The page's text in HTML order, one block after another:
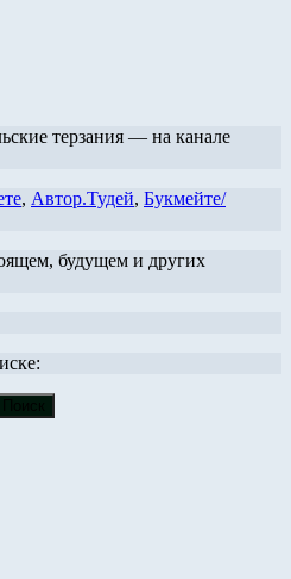
терзания — на канале
, Автор.Тудей, Букмейте/
будущем и других